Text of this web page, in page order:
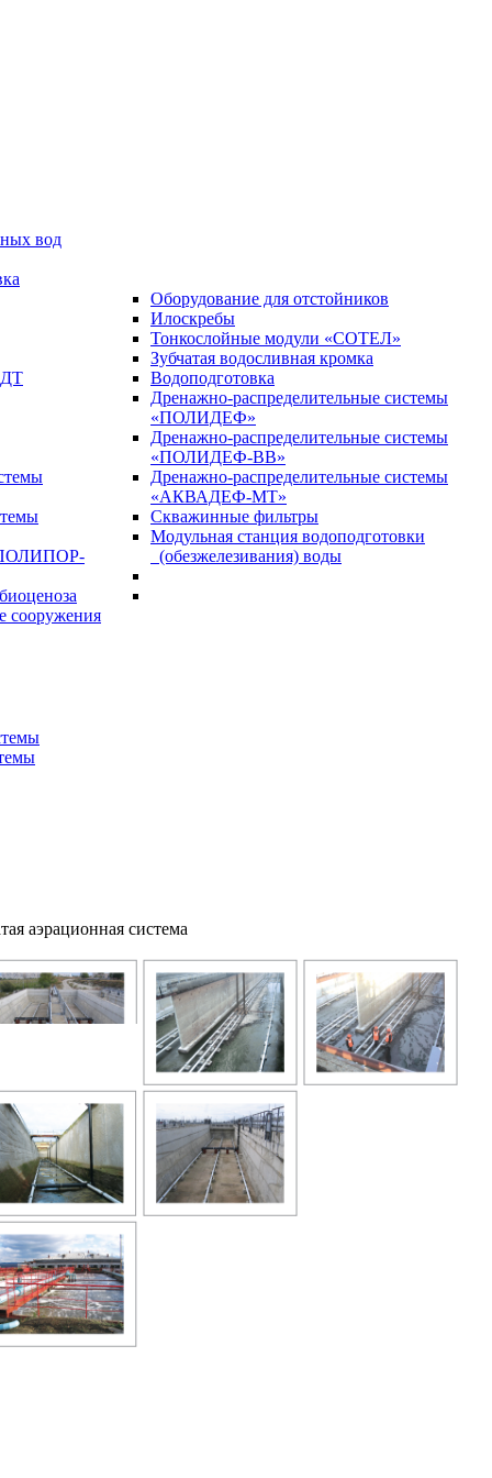
вод
ДТ
сооружения
Оборудование для отстойников
Илоскребы
Тонкослойные модули «СОТЕЛ»
Зубчатая водосливная кромка
Водоподготовка
Дренажно-распределительные системы
«ПОЛИДЕФ»
Дренажно-распределительные системы
«ПОЛИДЕФ-ВВ»
Дренажно-распределительные системы
«АКВАДЕФ-МТ»
Скважинные фильтры
Модульная станция водоподготовки
(обезжелезивания) воды
аэрационная система